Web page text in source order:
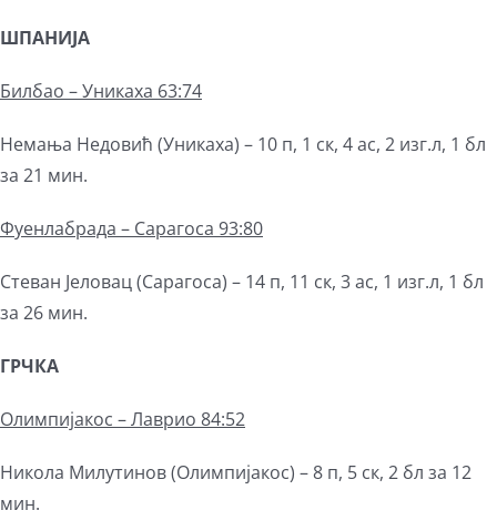
ШПАНИЈА
Билбао – Уникаха 63:74
Немања Недовић (Уникаха) – 10 п, 1 ск, 4 ас, 2 изг.л, 1 бл
за 21 мин.
Фуенлабрада – Сарагоса 93:80
Стеван Јеловац (Сарагоса) – 14 п, 11 ск, 3 ас, 1 изг.л, 1 бл
за 26 мин.
ГРЧКА
Олимпијакос – Лаврио 84:52
Никола Милутинов (Олимпијакос) – 8 п, 5 ск, 2 бл за 12
мин.